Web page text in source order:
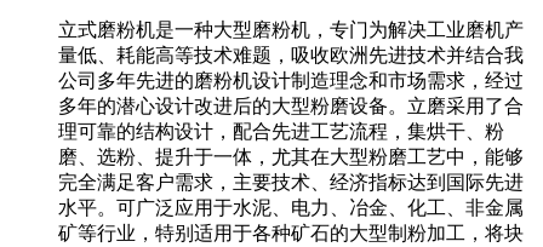
立式磨粉机是一种大型磨粉机，专门为解决工业磨机产
量低、耗能高等技术难题，吸收欧洲先进技术并结合我
公司多年先进的磨粉机设计制造理念和市场需求，经过
多年的潜心设计改进后的大型粉磨设备。立磨采用了合
理可靠的结构设计，配合先进工艺流程，集烘干、粉
磨、选粉、提升于一体，尤其在大型粉磨工艺中，能够
完全满足客户需求，主要技术、经济指标达到国际先进
水平。可广泛应用于水泥、电力、冶金、化工、非金属
矿等行业，特别适用于各种矿石的大型制粉加工，将块